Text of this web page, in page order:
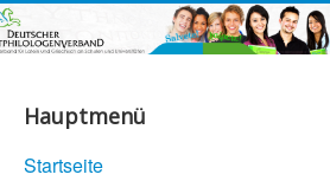
Hauptmenü
Startseite